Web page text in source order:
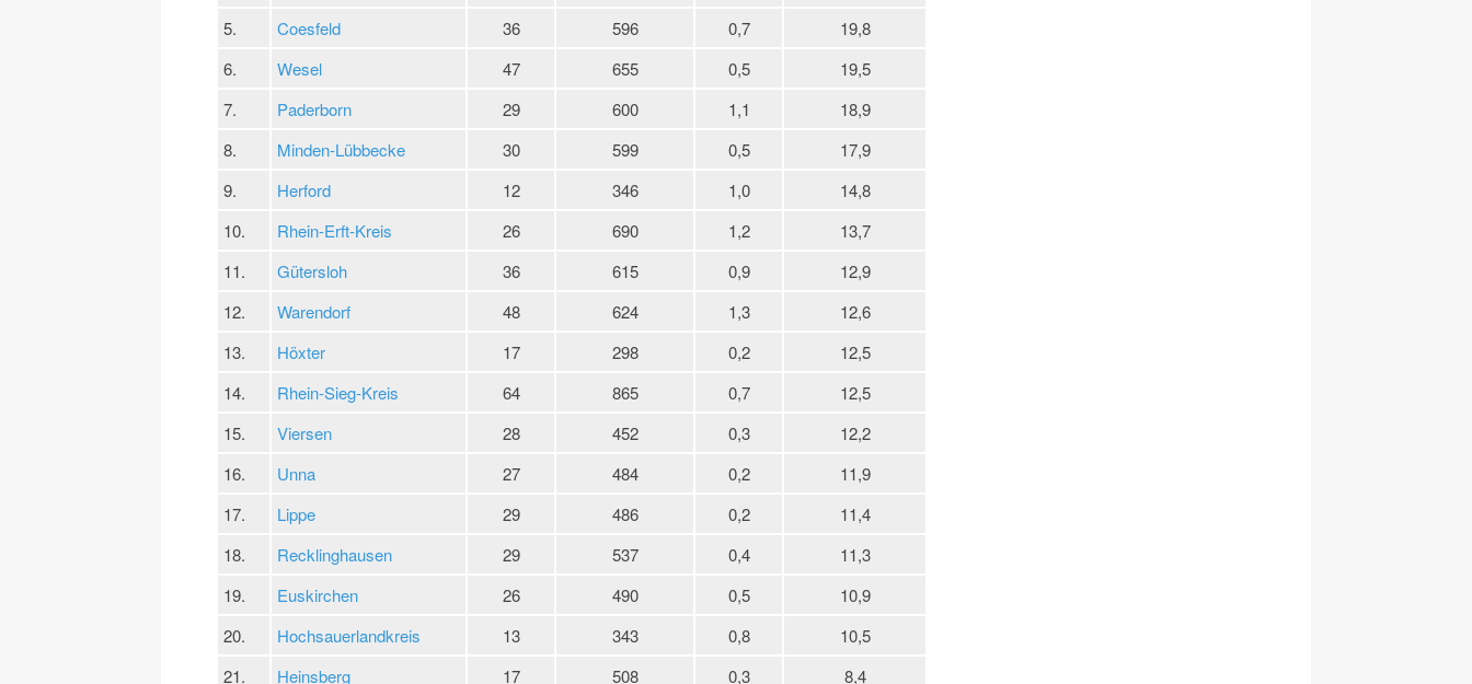
5.
Coesfeld 36 596 0,7
19,8
6.
Wesel 47 655 0,5
19,5
7.
Paderborn 29 600 1,1
18,9
8.
Minden-Lübbecke 30 599 0,5
17,9
9.
Herford 12 346 1,0
14,8
10.
Rhein-Erft-Kreis 26 690 1,2
13,7
11.
Gütersloh 36 615 0,9
12,9
12.
Warendorf 48 624 1,3
12,6
13.
Höxter 17 298 0,2
12,5
14.
Rhein-Sieg-Kreis 64 865 0,7
12,5
15.
Viersen 28 452 0,3
12,2
16.
Unna 27 484 0,2
11,9
17.
Lippe 29 486 0,2
11,4
18.
Recklinghausen 29 537 0,4
11,3
19.
Euskirchen 26 490 0,5
10,9
20.
Hochsauerlandkreis 13 343 0,8
10,5
21.
Heinsberg 17 508 0,3
8,4